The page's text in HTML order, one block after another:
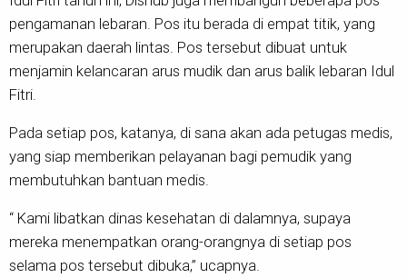
pengamanan lebaran. Pos itu berada di empat titik, yang
merupakan daerah lintas. Pos tersebut dibuat untuk
menjamin kelancaran arus mudik dan arus balik lebaran Idul
Fitri.
Pada setiap pos, katanya, di sana akan ada petugas medis,
yang siap memberikan pelayanan bagi pemudik yang
membutuhkan bantuan medis.
“ Kami libatkan dinas kesehatan di dalamnya, supaya
mereka menempatkan orang-orangnya di setiap pos
selama pos tersebut dibuka,” ucapnya.